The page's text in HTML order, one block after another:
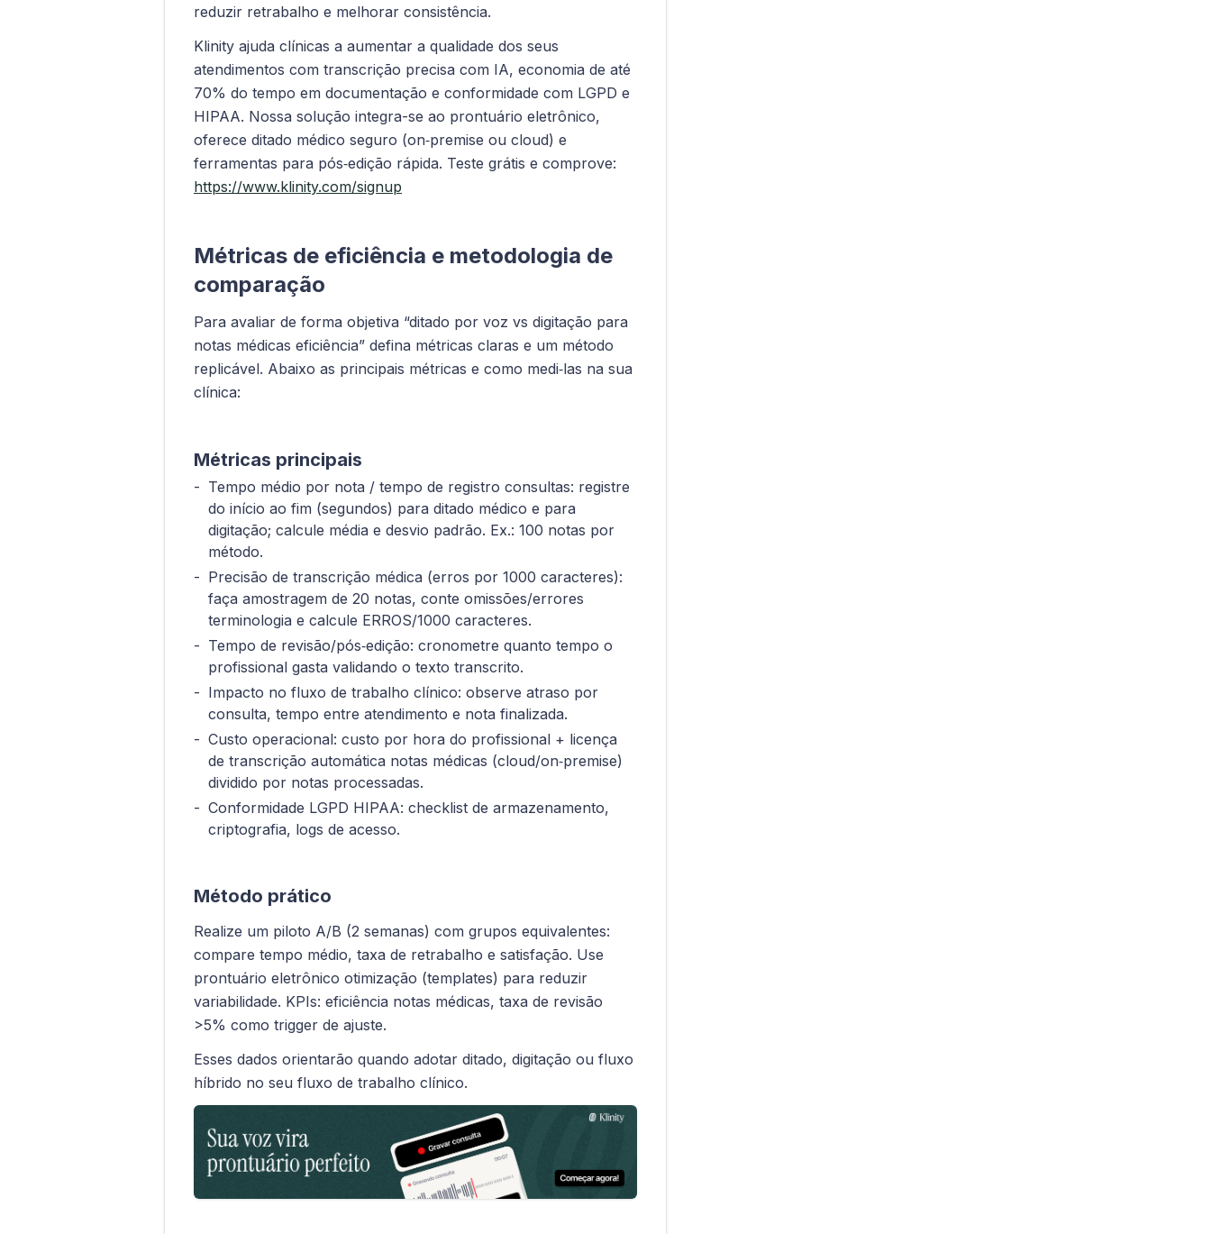
reduzir retrabalho e melhorar consistência.
Klinity ajuda clínicas a aumentar a qualidade dos seus
atendimentos com transcrição precisa com IA, economia de até
70% do tempo em documentação e conformidade com LGPD e
HIPAA. Nossa solução integra-se ao prontuário eletrônico,
oferece ditado médico seguro (on‑premise ou cloud) e
ferramentas para pós‑edição rápida. Teste grátis e comprove:
https://www.klinity.com/signup
Métricas de eficiência e metodologia de
comparação
Para avaliar de forma objetiva “ditado por voz vs digitação para
notas médicas eficiência” defina métricas claras e um método
replicável. Abaixo as principais métricas e como medi‑las na sua
clínica:
Métricas principais
Tempo médio por nota / tempo de registro consultas: registre
do início ao fim (segundos) para ditado médico e para
digitação; calcule média e desvio padrão. Ex.: 100 notas por
método.
Precisão de transcrição médica (erros por 1000 caracteres):
faça amostragem de 20 notas, conte omissões/errores
terminologia e calcule ERROS/1000 caracteres.
Tempo de revisão/pós‑edição: cronometre quanto tempo o
profissional gasta validando o texto transcrito.
Impacto no fluxo de trabalho clínico: observe atraso por
consulta, tempo entre atendimento e nota finalizada.
Custo operacional: custo por hora do profissional + licença
de transcrição automática notas médicas (cloud/on‑premise)
dividido por notas processadas.
Conformidade LGPD HIPAA: checklist de armazenamento,
criptografia, logs de acesso.
Método prático
Realize um piloto A/B (2 semanas) com grupos equivalentes:
compare tempo médio, taxa de retrabalho e satisfação. Use
prontuário eletrônico otimização (templates) para reduzir
variabilidade. KPIs: eficiência notas médicas, taxa de revisão
>5% como trigger de ajuste.
Esses dados orientarão quando adotar ditado, digitação ou fluxo
híbrido no seu fluxo de trabalho clínico.